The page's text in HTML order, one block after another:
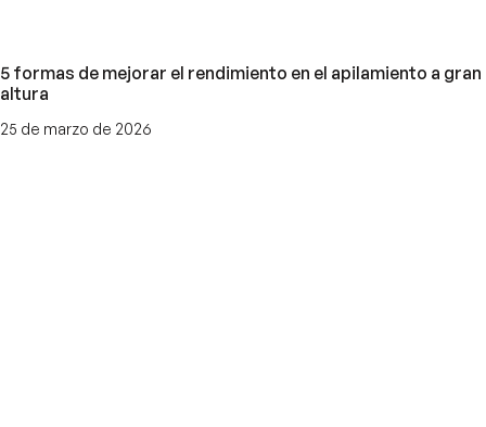
5 formas de mejorar el rendimiento en el apilamiento a gran
altura
25 de marzo de 2026